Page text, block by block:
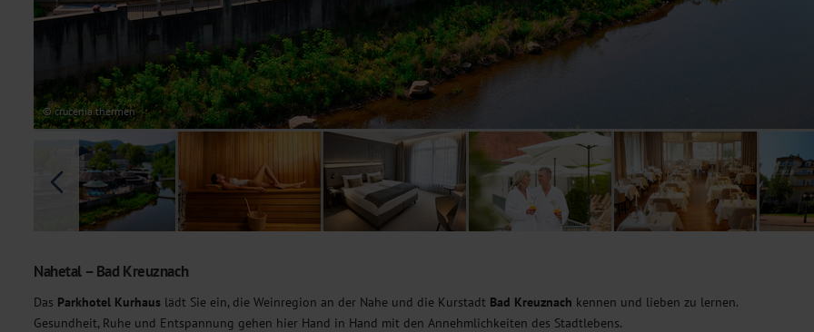
© crucenia thermen
Nahetal – Bad Kreuznach
Das Parkhotel Kurhaus lädt Sie ein, die Weinregion an der Nahe und die Kurstadt Bad Kreuznach kennen und lieben zu lernen.
Gesundheit, Ruhe und Entspannung gehen hier Hand in Hand mit den Annehmlichkeiten des Stadtlebens.
Statistik
Um unser Angebot und unsere Webseite weiter zu verbessern, erfassen wir anonymisierte Daten für
dieser Cookies können wir beispielsweise die Besucherzahlen und den Effekt bestimmter Seiten unseres
unsere Inhalte optimieren. Wir nutzen hierfür Dienste von Google und Facebook. Durch diese Dienste
Übermittlung, der auf unsere Website erfassten Daten, kommen. Weitere Hinweise zu der Verarbeitung
Datenschutzhinweisen
. Sie können Ihre Einwilligung jederzeit in den
Marketing
Diese Cookies werden genutzt, um Ihnen personalisierte Inhalte, passend zu Ihren Interessen anzuzeigen.